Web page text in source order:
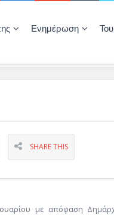
Ενημέρωση
SHARE THIS
με απόφαση